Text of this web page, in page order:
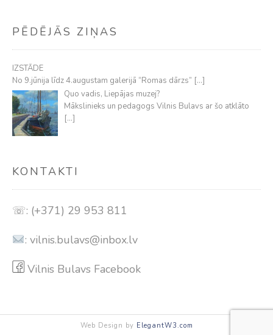
PĒDĒJĀS ZIŅAS
IZSTĀDE
No 9.jūnija līdz 4.augustam galerijā “Romas dārzs” […]
Quo vadis, Liepājas muzej?
Mākslinieks un pedagogs Vilnis Bulavs ar šo atklāto
[…]
KONTAKTI
☏: (+371) 29 953 811
: vilnis.bulavs@inbox.lv
Vilnis Bulavs Facebook
Web Design by ElegantW3.com